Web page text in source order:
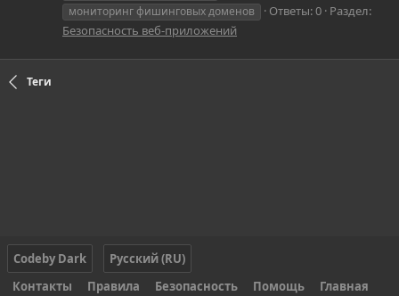
мониторинг фишинговых доменов
Ответы: 0 Раздел:
Безопасность веб-приложений
Теги
Codeby Dark
Русский (RU)
Контакты
Правила Безопасность Помощь Главная